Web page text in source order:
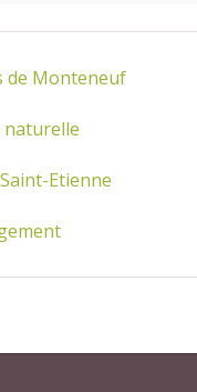
de Monteneuf
naturelle
Etienne